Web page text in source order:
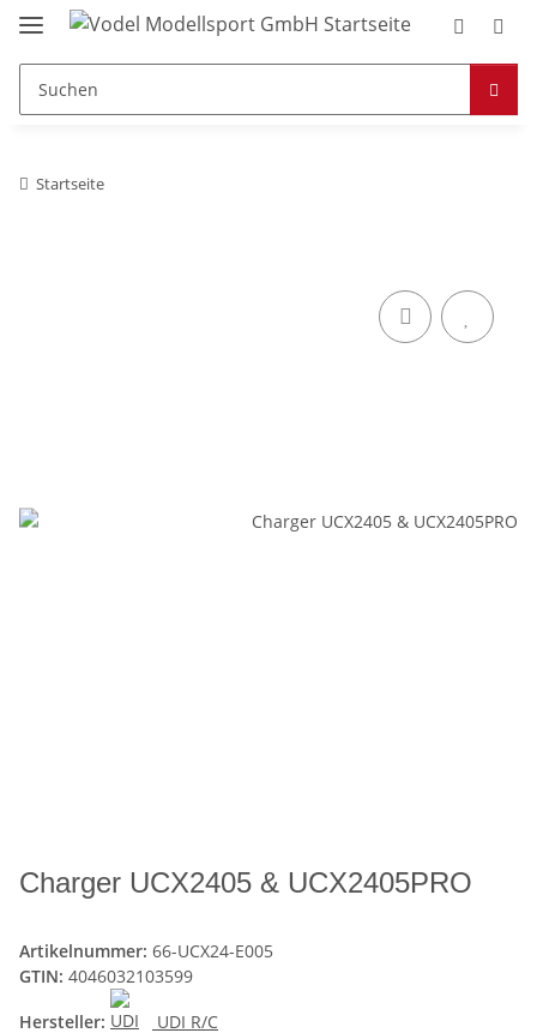
Startseite
Charger UCX2405 & UCX2405PRO
Artikelnummer: 66-UCX24-E005
GTIN: 4046032103599
Hersteller:
UDI R/C